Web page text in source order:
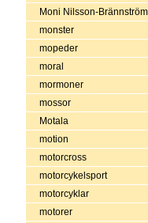
Moni Nilsson-Brännström
monster
mopeder
moral
mormoner
mossor
Motala
motion
motorcross
motorcykelsport
motorcyklar
motorer